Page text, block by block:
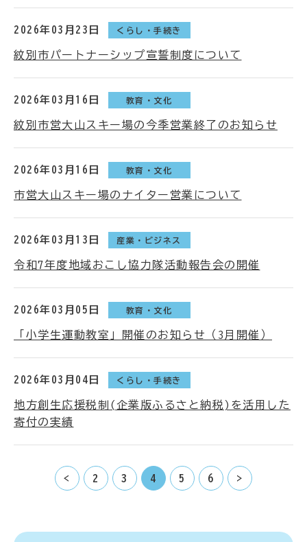
2026年03月23日 くらし・手続き
紋別市パートナーシップ宣誓制度について
2026年03月16日 教育・文化
紋別市営大山スキー場の今季営業終了のお知らせ
2026年03月16日 教育・文化
市営大山スキー場のナイター営業について
2026年03月13日 産業・ビジネス
令和7年度地域おこし協力隊活動報告会の開催
2026年03月05日 教育・文化
「小学生運動教室」開催のお知らせ（3月開催）
2026年03月04日 くらし・手続き
地方創生応援税制(企業版ふるさと納税)を活用した
寄付の実績
< 2 3 4 5 6 >